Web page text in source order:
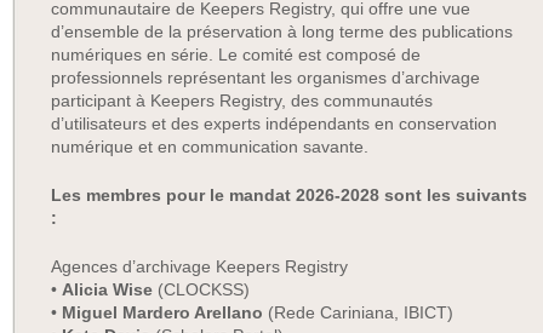
communautaire de Keepers Registry, qui offre une vue
d’ensemble de la préservation à long terme des publications
numériques en série. Le comité est composé de
professionnels représentant les organismes d’archivage
participant à Keepers Registry, des communautés
d’utilisateurs et des experts indépendants en conservation
numérique et en communication savante.
Les membres pour le mandat 2026-2028 sont les suivants
:
Agences d’archivage Keepers Registry
• Alicia Wise (CLOCKSS)
• Miguel Mardero Arellano (Rede Cariniana, IBICT)